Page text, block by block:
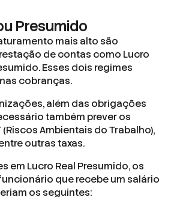
Presumido
mais alto são
de contas como Lucro
Esses dois regimes
cobranças.
além das obrigações
também prever os
(Riscos Ambientais do Trabalho),
outras taxas.
em Lucro Real Presumido, os
que recebe um salário
os seguintes: